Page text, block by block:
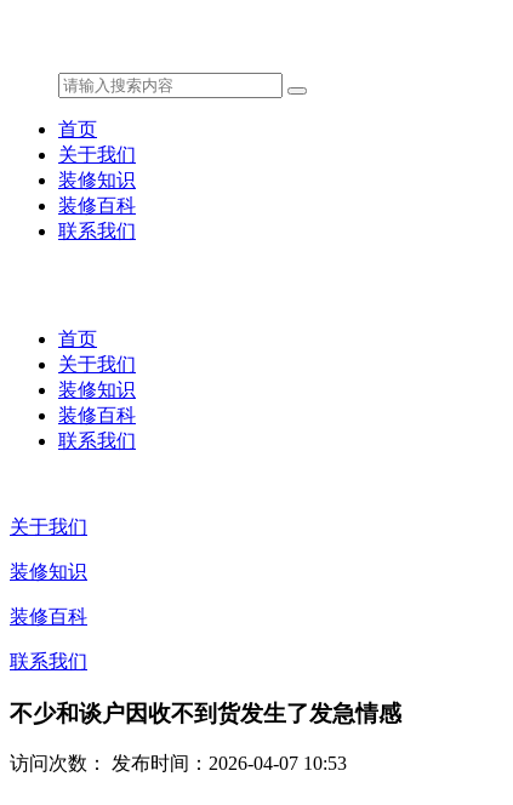
首页
关于我们
装修知识
装修百科
联系我们
首页
关于我们
装修知识
装修百科
联系我们
关于我们
装修知识
装修百科
联系我们
不少和谈户因收不到货发生了发急情感
访问次数： 发布时间：2026-04-07 10:53